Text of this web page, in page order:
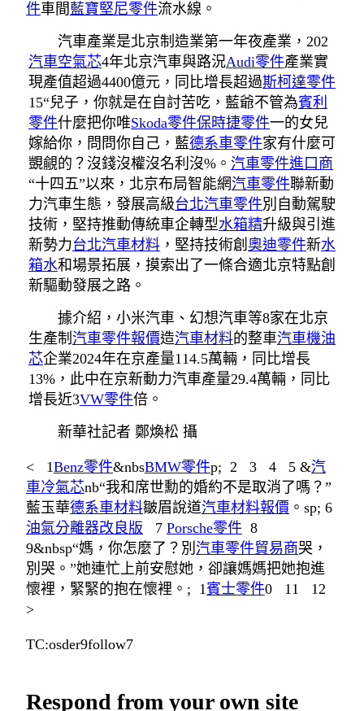
件車間藍寶堅尼零件流水線。
汽車產業是北京制造業第一年夜產業，202
汽車空氣芯4年北京汽車與路況Audi零件產業實
現產值超過4400億元，同比增長超過斯柯達零件
15“兒子，你就是在自討苦吃，藍爺不管為賓利
零件什麼把你唯Skoda零件保時捷零件一的女兒
嫁給你，問問你自己，藍德系車零件家有什麼可
覬覦的？沒錢沒權沒名利沒%。 汽車零件進口商
“十四五”以來，北京布局智能網汽車零件聯新動
力汽車生態，發展高級台北汽車零件別自動駕駛
技術，堅持推動傳統車企轉型水箱精升級與引進
新勢力台北汽車材料 ，堅持技術創 奧迪零件新水
箱水和場景拓展，摸索出了一條合適北京特點創
新驅動發展之路。
據介紹，小米汽車、幻想汽車等8家在北京
生產制 汽車零件報價造汽車材料的整車汽車機油
芯企業2024年在京產量114.5萬輛，同比增長
13%，此中在京新動力汽車產量29.4萬輛，同比
增長近3VW零件倍。
新華社記者 鄭煥松 攝
< 1Benz零件&nbsBMW零件p; 2 3 4 5 &汽
車冷氣芯nb“我和席世勳的婚約不是取消了嗎？”
藍玉華德系車材料皺眉說道汽車材料報價 。sp; 6
油氣分離器改良版 7 Porsche零件 8
9&nbsp“媽，你怎麼了？別 汽車零件貿易商哭，
別哭。”她連忙上前安慰她，卻讓媽媽把她抱進
懷裡，緊緊的抱在懷裡。; 1賓士零件0 11 12
>
TC:osder9follow7
Respond from your own site